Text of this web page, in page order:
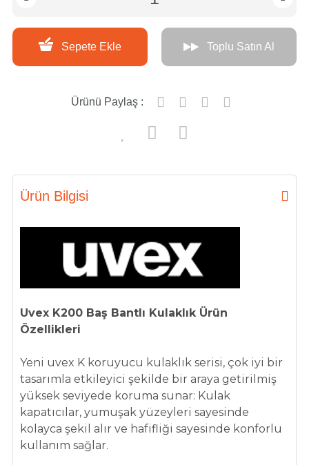
Sepete Ekle Toplu Satın Al
Ürünü Paylaş :
Ürün Bilgisi
Uvex K200 Baş Bantlı Kulaklık Ürün
Özellikleri
Yeni uvex K koruyucu kulaklık serisi, çok iyi bir
tasarımla etkileyici şekilde bir araya getirilmiş
yüksek seviyede koruma sunar: Kulak
kapatıcılar, yumuşak yüzeyleri sayesinde
kolayca şekil alır ve hafifliği sayesinde konforlu
kullanım sağlar.